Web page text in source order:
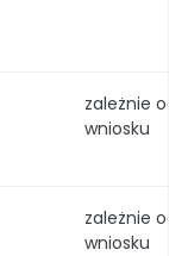
zależnie od
wniosku
zależnie od
wniosku